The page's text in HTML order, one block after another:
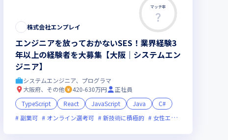
残業月20時間未満 上場企業 グローバル展開
マッチ率
株式会社エンプレイ
エンジニアを放っておかないSES！業界経験3
年以上の経験者を大募集【大阪｜システムエン
ジニア】
システムエンジニア、プログラマ
大阪府、その他
420-630万円
正社員
TypeScript
React JavaScript Java
C#
副業可
オンライン選考可 新技術に積極的 女性エンジニアが活躍中